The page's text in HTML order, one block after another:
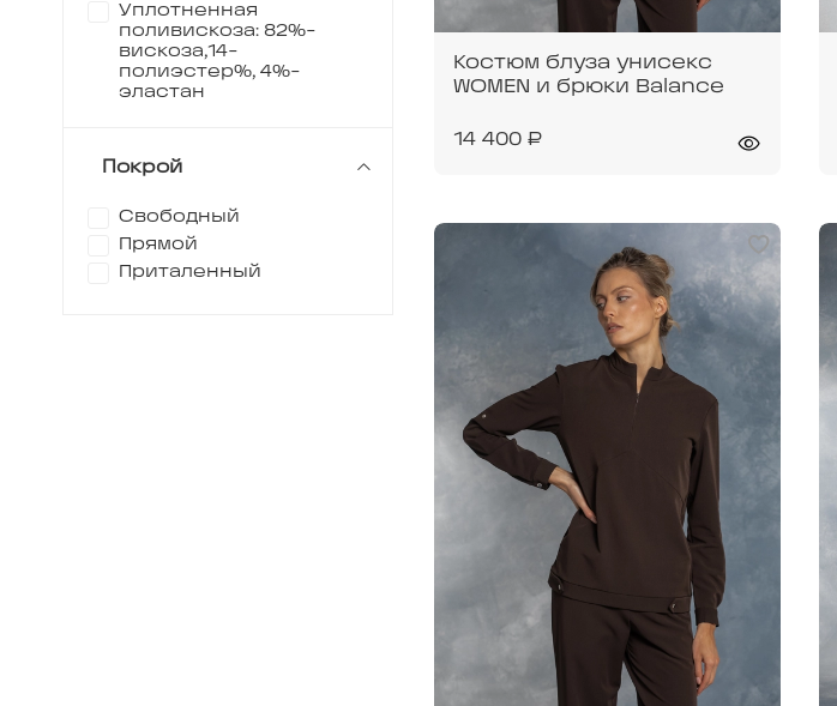
Костюм блуза унисекс
WOMEN и брюки Balance
14 400 ₽
Уплотненная
поливискоза: 82%-
вискоза,14-
полиэстер%, 4%-
эластан
Покрой
Свободный
Прямой
Приталенный